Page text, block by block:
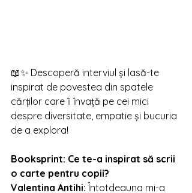
📖✨ Descoperă interviul și lasă-te
inspirat de povestea din spatele
cărților care îi învață pe cei mici
despre diversitate, empatie și bucuria
de a explora!
Booksprint: Ce te-a inspirat să scrii
o carte pentru copii?
Valentina Antihi: Întotdeauna mi-a